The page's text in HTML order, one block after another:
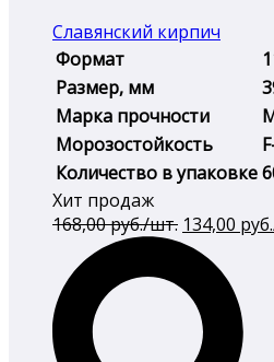
Славянский кирпич
Формат
Размер, мм
Марка прочности
Морозостойкость
Количество в упаковке
Хит продаж
168,00руб./шт.
цена
составляла
168,00 руб./
шт..
134,00